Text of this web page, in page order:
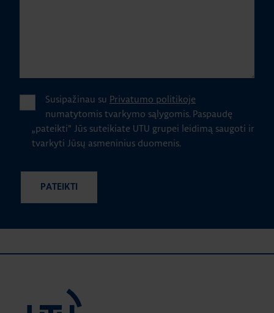
Susipažinau su Privatumo politikoje
numatytomis tvarkymo sąlygomis. Paspaudę
„pateikti" Jūs suteikiate UTU grupei leidimą saugoti ir
tvarkyti Jūsų asmeninius duomenis.